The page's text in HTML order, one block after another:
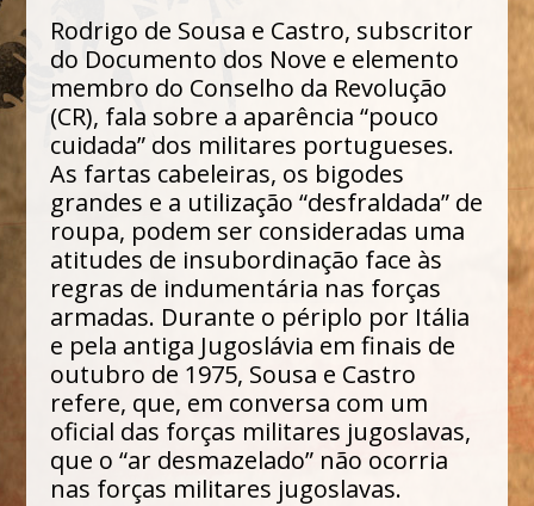
Rodrigo de Sousa e Castro, subscritor
do Documento dos Nove e elemento
membro do Conselho da Revolução
(CR), fala sobre a aparência “pouco
cuidada” dos militares portugueses.
As fartas cabeleiras, os bigodes
grandes e a utilização “desfraldada” de
roupa, podem ser consideradas uma
atitudes de insubordinação face às
regras de indumentária nas forças
armadas. Durante o périplo por Itália
e pela antiga Jugoslávia em finais de
outubro de 1975, Sousa e Castro
refere, que, em conversa com um
oficial das forças militares jugoslavas,
que o “ar desmazelado” não ocorria
nas forças militares jugoslavas.